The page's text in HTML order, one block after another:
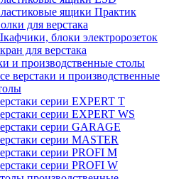
ящики Практик
для верстака
блоки электророзеток
для верстака
и производственные столы
верстаки и производственные
серии EXPERT T
серии EXPERT WS
серии GARAGE
серии MASTER
серии PROFI M
серии PROFI W